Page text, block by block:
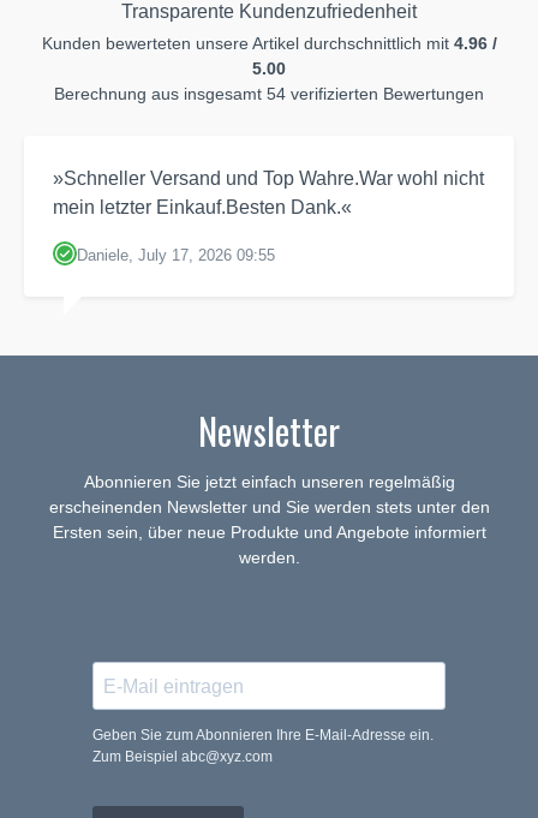
Transparente Kundenzufriedenheit
Kunden bewerteten unsere Artikel durchschnittlich mit 4.96 /
5.00
Berechnung aus insgesamt 54 verifizierten Bewertungen
»Schneller Versand und Top Wahre.War wohl nicht
mein letzter Einkauf.Besten Dank.«
Daniele, July 17, 2026 09:55
Newsletter
Abonnieren Sie jetzt einfach unseren regelmäßig
erscheinenden Newsletter und Sie werden stets unter den
Ersten sein, über neue Produkte und Angebote informiert
werden.
Geben Sie zum Abonnieren Ihre E-Mail-Adresse ein.
Zum Beispiel abc@xyz.com